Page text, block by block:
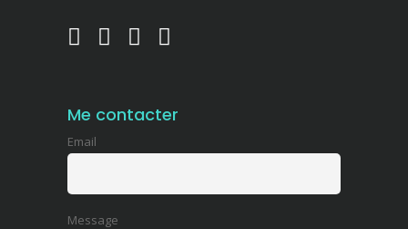
Me contacter
Email
Message